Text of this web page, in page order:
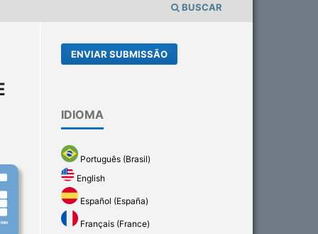
BUSCAR
ENVIAR SUBMISSÃO
IDIOMA
Português (Brasil)
English
Español (España)
Français (France)